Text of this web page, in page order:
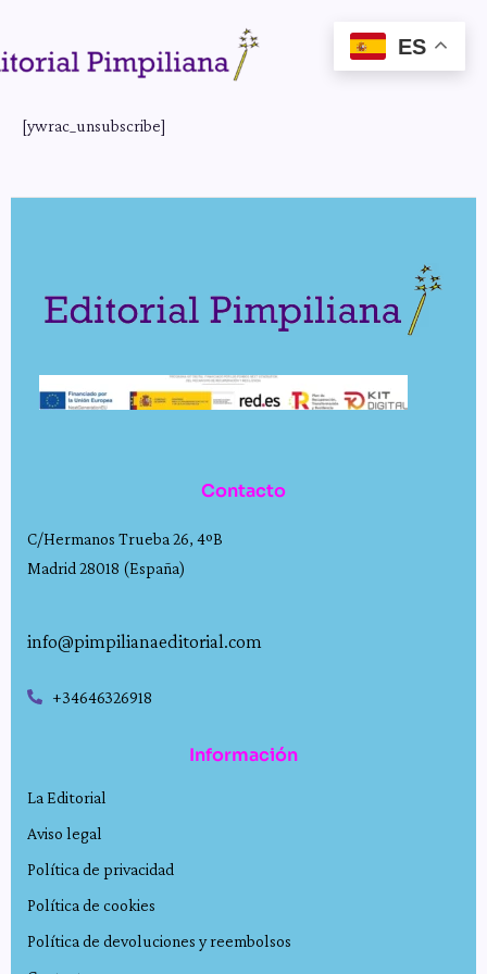
[ywrac_unsubscribe]
Contacto
C/Hermanos Trueba 26, 4ºB
Madrid 28018 (España)
info@pimpilianaeditorial.com
+34646326918
Información
La Editorial
Aviso legal
Política de privacidad
Política de cookies
Política de devoluciones y reembolsos
ES